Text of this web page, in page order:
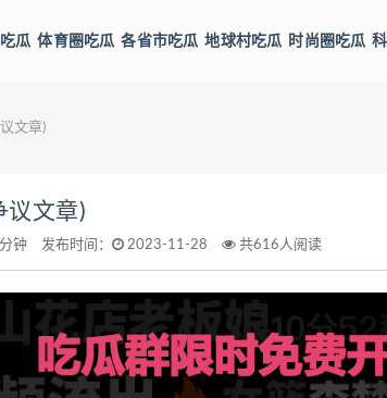
瓜 体育圈吃瓜 各省市吃瓜 地球村吃瓜 时尚圈吃瓜
文章)
议文章)
钟 发布时间： 2023-11-28 共616人阅读